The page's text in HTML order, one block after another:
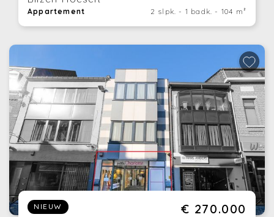
Appartement 2 slpk. - 1 badk. - 104 m²
NIEUW € 270.000